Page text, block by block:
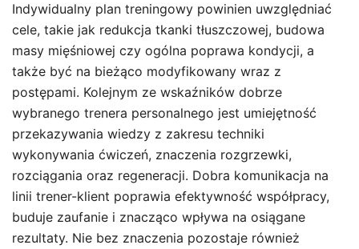
Indywidualny plan treningowy powinien uwzględniać
cele, takie jak redukcja tkanki tłuszczowej, budowa
masy mięśniowej czy ogólna poprawa kondycji, a
także być na bieżąco modyfikowany wraz z
postępami. Kolejnym ze wskaźników dobrze
wybranego trenera personalnego jest umiejętność
przekazywania wiedzy z zakresu techniki
wykonywania ćwiczeń, znaczenia rozgrzewki,
rozciągania oraz regeneracji. Dobra komunikacja na
linii trener-klient poprawia efektywność współpracy,
buduje zaufanie i znacząco wpływa na osiągane
rezultaty. Nie bez znaczenia pozostaje również